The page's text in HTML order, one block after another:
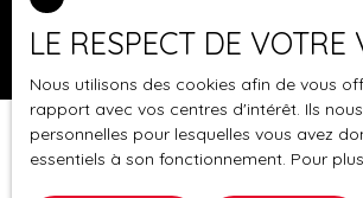
LE RESPECT DE
Nous utilisons des cookies afin de vous
rapport avec vos centres d'intérêt. Ils
personnelles pour lesquelles vous avez
essentiels à son fonctionnement. Pour